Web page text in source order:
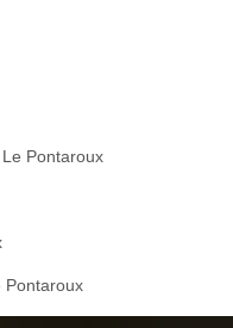
Pontaroux
Pontaroux